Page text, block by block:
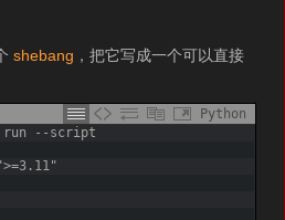
shebang ，把它写成一个可以直接
Python
run --script